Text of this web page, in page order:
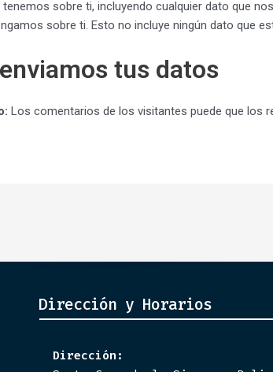
sobre ti, incluyendo cualquier dato que
sobre ti. Esto no incluye ningún dato que
tus datos
Los comentarios de los visitantes puede que los
Dirección y Horarios
Dirección: